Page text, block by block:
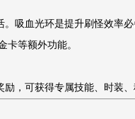
吸血光环是提升刷怪效率
卡等额外功能。
，可获得专属技能、时装、